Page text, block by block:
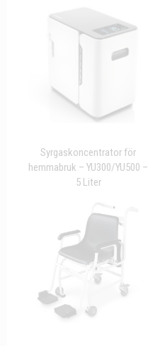
Syrgaskoncentrator för
hemmabruk – YU300/YU500 –
5 Liter